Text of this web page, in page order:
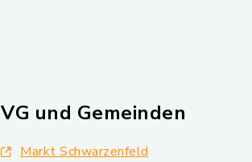
VG und Gemeinden
Markt Schwarzenfeld